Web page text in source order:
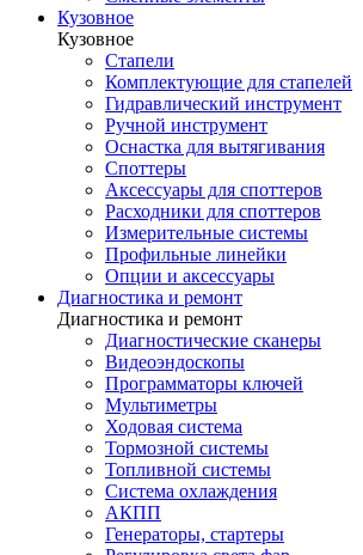
Кузовное
Кузовное
Стапели
Комплектующие для стапелей
Гидравлический инструмент
Ручной инструмент
Оснастка для вытягивания
Споттеры
Аксессуары для споттеров
Расходники для споттеров
Измерительные системы
Профильные линейки
Опции и аксессуары
Диагностика и ремонт
Диагностика и ремонт
Диагностические сканеры
Видеоэндоскопы
Программаторы ключей
Мультиметры
Ходовая система
Тормозной системы
Топливной системы
Система охлаждения
АКПП
Генераторы, стартеры